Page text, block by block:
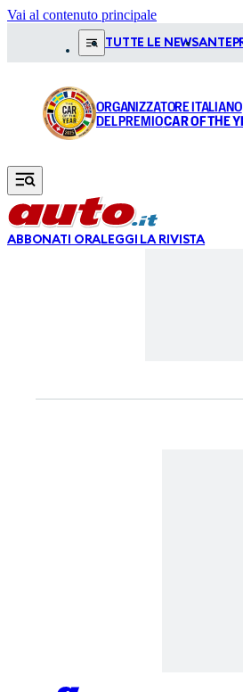
Vai al contenuto principale
TUTTE LE NEWS
ORGANIZZATORE ITALIANO
DEL PREMIOCAR OF THE
ABBONATI ORALEGGI LA RIVISTA